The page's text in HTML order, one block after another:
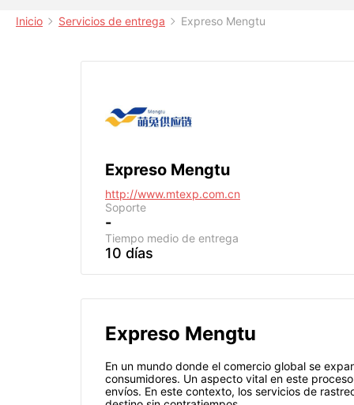
Inicio Servicios de entrega Expreso Mengtu
Expreso Mengtu
http://www.mtexp.com.cn
Soporte
-
Tiempo medio de entrega
10 días
Expreso Mengtu
En un mundo donde el comercio global se
consumidores. Un aspecto vital en este
envíos. En este contexto, los servicios de